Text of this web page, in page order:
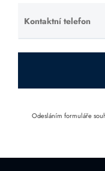
Kontaktní telefon
Ponechte
toto pole
prázdné.
Odesláním formuláře